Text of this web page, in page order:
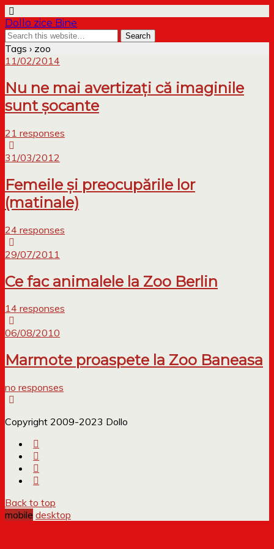
Dollo zice Bine
Tags › zoo
11/02/2014
Nu ne mai avertizați că imaginile
sunt șocante
21 responses
31/03/2012
Femeile și preocupările lor
(matinale)
24 responses
29/07/2011
Ce fac animalele la Zoo Berlin
14 responses
06/08/2010
Marmote proaspete la Zoo Baneasa
no responses
Copyright 2009-2023 Dollo
Back to top
mobile desktop